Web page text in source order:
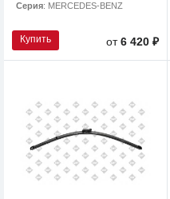
Серия: MERCEDES-BENZ
Купить от6 420 ₽